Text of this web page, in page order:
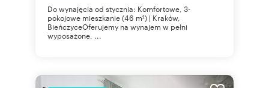
Do wynajęcia od stycznia: Komfortowe, 3-
pokojowe mieszkanie (46 m²) | Kraków,
BieńczyceOferujemy na wynajem w pełni
wyposażone, ...